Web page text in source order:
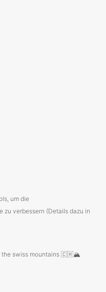
um die
zu verbessern (Details dazu in
the swiss mountains 🇨🇭🏔